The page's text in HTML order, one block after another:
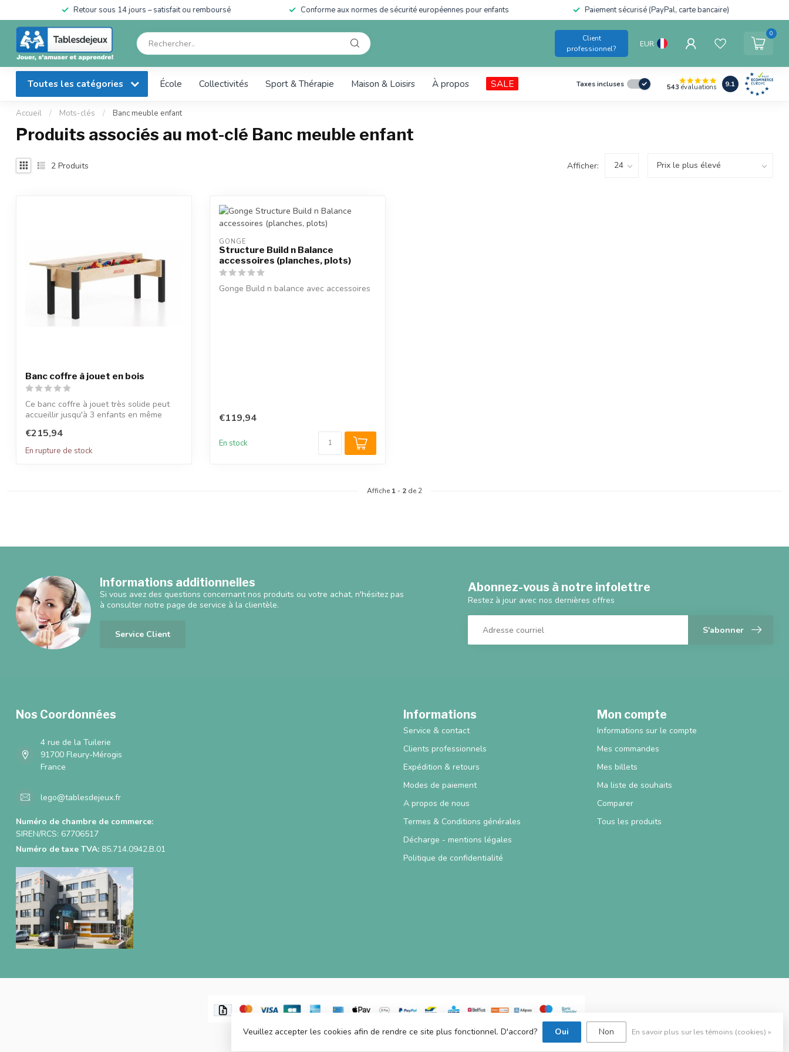
Retour sous 14 jours – satisfait ou remboursé Conforme aux normes de sécurité européennes pour enfants Paiement sécurisé (PayPal, carte bancaire)
Client
professionnel?
EUR
0
Toutes les catégories École Collectivités Sport & Thérapie Maison & Loisirs À propos SALE Taxes incluses 543 évaluations 9.1
Accueil / Mots-clés / Banc meuble enfant
Produits associés au mot-clé Banc meuble enfant
2 Produits Afficher:
Banc coffre à jouet en bois
Ce banc coffre à jouet très solide peut
accueillir jusqu'à 3 enfants en même
€215,94
En rupture de stock
GONGE
Structure Build n Balance
accessoires (planches, plots)
Gonge Build n balance avec accessoires
€119,94
En stock
Affiche 1 - 2 de 2
Informations additionnelles
Si vous avez des questions concernant nos produits ou votre achat, n'hésitez pas
à consulter notre page de service à la clientèle.
Service Client
Abonnez-vous à notre infolettre
Restez à jour avec nos dernières offres
S'abonner
Nos Coordonnées
4 rue de la Tuilerie
91700 Fleury-Mérogis
France
lego@tablesdejeux.fr
Numéro de chambre de commerce:
SIREN/RCS: 67706517
Numéro de taxe TVA: 85.714.0942.B.01
Informations
Service & contact
Clients professionnels
Expédition & retours
Modes de paiement
A propos de nous
Termes & Conditions générales
Décharge - mentions légales
Politique de confidentialité
Mon compte
Informations sur le compte
Mes commandes
Mes billets
Ma liste de souhaits
Comparer
Tous les produits
© Copyright 2026 TablesDeJeux
Veuillez accepter les cookies afin de rendre ce site plus fonctionnel. D'accord? Oui Non En savoir plus sur les témoins (cookies) »